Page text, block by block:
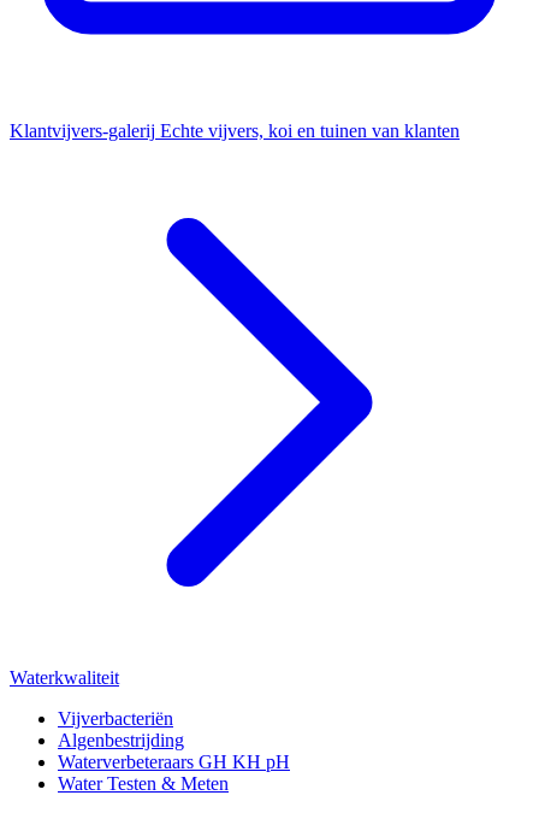
Klantvijvers-galerij Echte vijvers, koi en tuinen van klanten
Waterkwaliteit
Vijverbacteriën
Algenbestrijding
Waterverbeteraars GH KH pH
Water Testen & Meten